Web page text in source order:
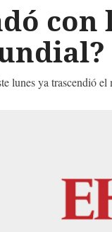
con
lunes ya trascendió el